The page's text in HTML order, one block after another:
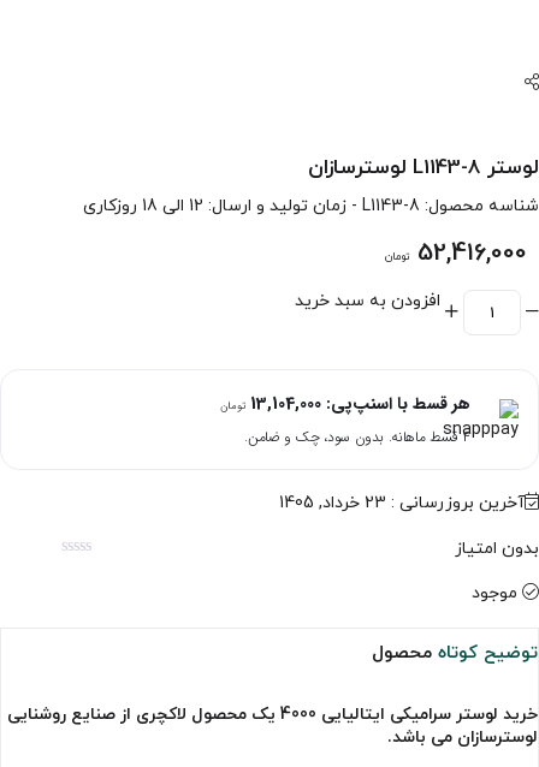
لوستر L1143-8 لوسترسازان
شناسه محصول: L1143-8 - زمان تولید و ارسال: 12 الی 18 روزکاری
52,416,000 تومان
افزودن به سبد خرید
هر قسط با اسنپ‌پی: 13,104,000 تومان
۴ قسط ماهانه. بدون سود، چک و ضامن.
آخرین بروزرسانی : 23 خرداد, 1405
بدون امتیاز
موجود
توضیح کوتاه محصول
خرید لوستر سرامیکی ایتالیایی 4000 یک محصول لاکچری از صنایع روشنایی
لوسترسازان می باشد.